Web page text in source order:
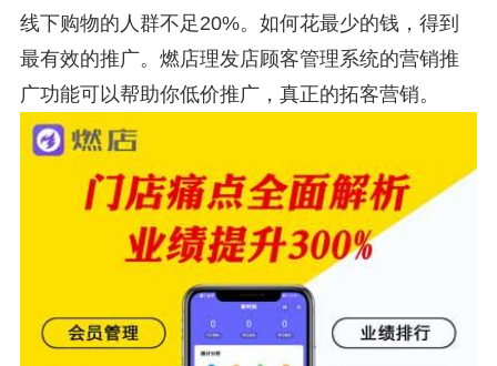
线下购物的人群不足20%。如何花最少的钱，得到
最有效的推广。燃店理发店顾客管理系统的营销推
广功能可以帮助你低价推广，真正的拓客营销。